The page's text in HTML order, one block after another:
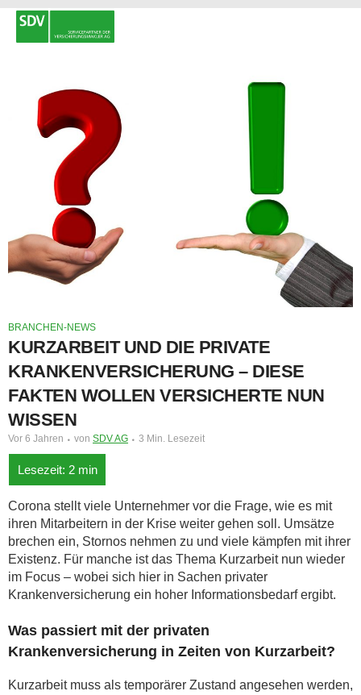
BRANCHEN-NEWS
KURZARBEIT UND DIE PRIVATE
KRANKENVERSICHERUNG – DIESE
FAKTEN WOLLEN VERSICHERTE NUN
WISSEN
Vor 6 Jahren von SDV AG 3 Min. Lesezeit
Corona stellt viele Unternehmer vor die Frage, wie es mit
ihren Mitarbeitern in der Krise weiter gehen soll. Umsätze
brechen ein, Stornos nehmen zu und viele kämpfen mit ihrer
Existenz. Für manche ist das Thema Kurzarbeit nun wieder
im Focus – wobei sich hier in Sachen privater
Krankenversicherung ein hoher Informationsbedarf ergibt.
Was passiert mit der privaten
Krankenversicherung in Zeiten von Kurzarbeit?
Kurzarbeit muss als temporärer Zustand angesehen werden,